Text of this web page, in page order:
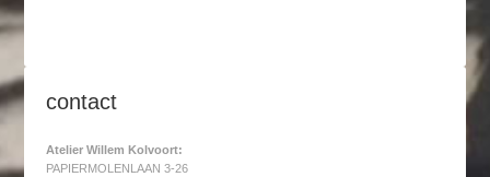
contact
Atelier Willem Kolvoort:
PAPIERMOLENLAAN 3-26